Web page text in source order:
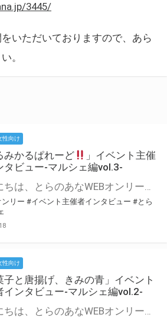
3445/
いただいておりますので、あら
。
性向け
みかるぱれーど
」イベント主催
タビュー-マルシェ編vol.3-
こんにちは、とらのあなWEBオンリー運営スタッフです。 新たにお届けする、イベント主催者インタビュー-マルシェ編-は、 とらのあなWEBオンリー「マルシェ」をご利用した主催様に 「マルシェ」を使って開催した感想や心がけをお聞きする企画です。 今回は、WEBオンリー初開催「つるみかるぱれーど
ンリー #イベント主催者インタビュー #とら
性向け
子と唐揚げ、きみの青」イベント
インタビュー-マルシェ編vol.2-
こんにちは、とらのあなWEBオンリー運営スタッフです。 新たにお届けする、イベント主催者インタビュー-マルシェ編-は、 とらのあなWEBオンリー「マルシェ」をご利用の主催様に 「マルシェ」を使ってイベントを開催した感想や心がけをお聞きする企画です。 今回は、WEBオンリー初開催「駄菓子と唐揚げ、きみの青」より、 主催のぎこ六屋様にお話を伺いました。 協力：ぎこ六屋様／イベント公式Twitter（@krkgwks） とらのあなWEBオンリー「マルシェ」とは？ WEBオンリーでリアルタイムでコミュニケーションがとれるオンライン会場です。